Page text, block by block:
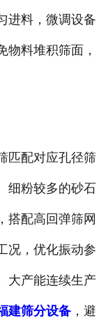
进料，微调设备
物料堆积筛面，
配对应孔径筛
细粉较多的砂石
搭配高回弹筛网
况，优化振动参
大产能连续生产
建筛分设备，避